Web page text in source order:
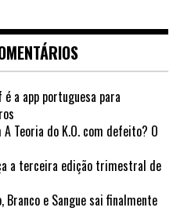
é a app portuguesa para
A Teoria do K.O. com defeito? O
a terceira edição trimestral de
Branco e Sangue sai finalmente